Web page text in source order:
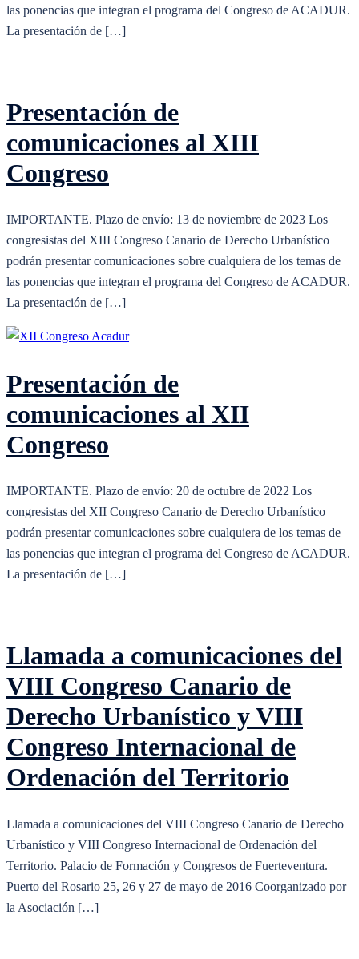
las ponencias que integran el programa del Congreso de ACADUR.
La presentación de […]
Presentación de
comunicaciones al XIII
Congreso
IMPORTANTE. Plazo de envío: 13 de noviembre de 2023 Los
congresistas del XIII Congreso Canario de Derecho Urbanístico
podrán presentar comunicaciones sobre cualquiera de los temas de
las ponencias que integran el programa del Congreso de ACADUR.
La presentación de […]
Presentación de
comunicaciones al XII
Congreso
IMPORTANTE. Plazo de envío: 20 de octubre de 2022 Los
congresistas del XII Congreso Canario de Derecho Urbanístico
podrán presentar comunicaciones sobre cualquiera de los temas de
las ponencias que integran el programa del Congreso de ACADUR.
La presentación de […]
Llamada a comunicaciones del
VIII Congreso Canario de
Derecho Urbanístico y VIII
Congreso Internacional de
Ordenación del Territorio
Llamada a comunicaciones del VIII Congreso Canario de Derecho
Urbanístico y VIII Congreso Internacional de Ordenación del
Territorio. Palacio de Formación y Congresos de Fuerteventura.
Puerto del Rosario 25, 26 y 27 de mayo de 2016 Coorganizado por
la Asociación […]